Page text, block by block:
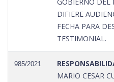
DIFIERE
FECHA PARA
TESTIMONIAL.
985/2021
MARIO CESAR